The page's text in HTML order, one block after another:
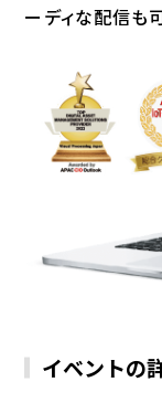
ーディな配信も
イベントの